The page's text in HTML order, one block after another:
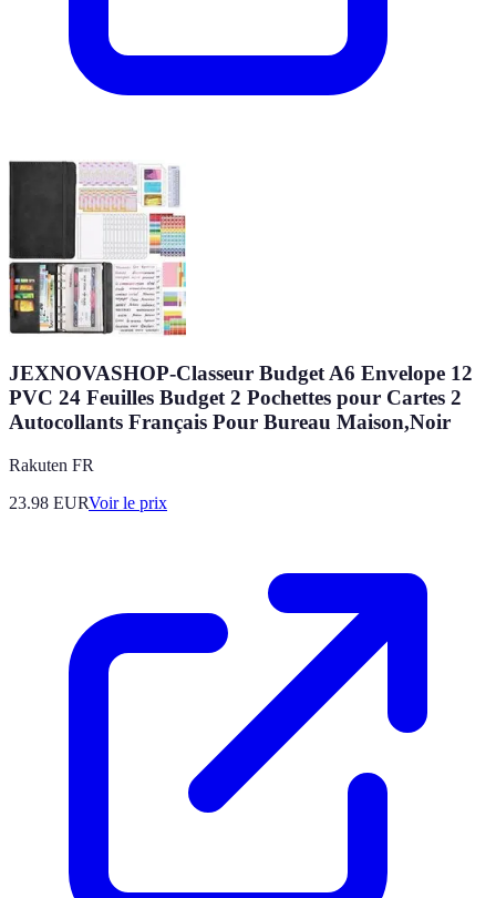
JEXNOVASHOP-Classeur Budget A6 Envelope 12
PVC 24 Feuilles Budget 2 Pochettes pour Cartes 2
Autocollants Français Pour Bureau Maison,Noir
Rakuten FR
23.98 EURVoir le prix